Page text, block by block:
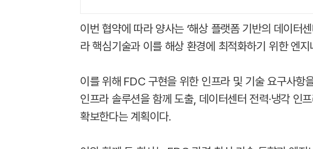
이번 협약에 따라 양사는 ‘해상 플랫폼 기반의 데이터
라 핵심기술과 이를 해상 환경에 최적화하기 위한 엔
이를 위해 FDC 구현을 위한 인프라 및 기술 요구사항
인프라 솔루션을 함께 도출, 데이터센터 전력·냉각 인
확보한다는 계획이다.